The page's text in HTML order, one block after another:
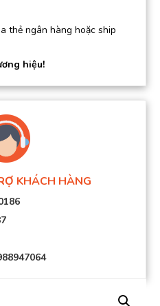
thẻ ngân hàng hoặc ship
hiệu!
KHÁCH HÀNG